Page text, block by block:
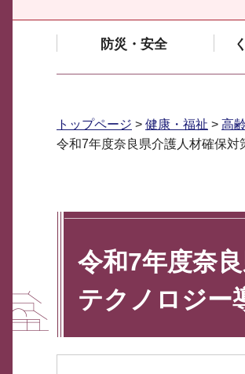
防災・安全
トップページ > 健康・福祉 > 高
令和7年度奈良県介護人材確保
令和7年度奈
テクノロジー